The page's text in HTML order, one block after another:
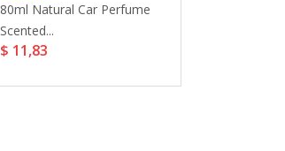
80ml Natural Car Perfume
Scented...
$ 11,83